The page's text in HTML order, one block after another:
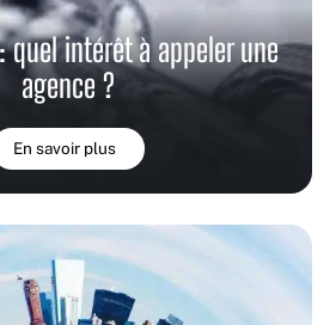
intérêt à appeler une
agence ?
En savoir plus